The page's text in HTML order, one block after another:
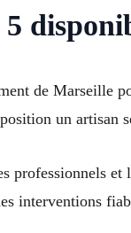
de Marseille
un artisan
professionnels
interventions